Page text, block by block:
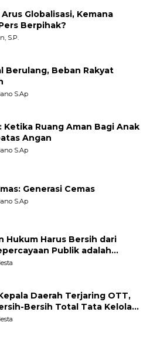
Globalisasi, Kemana
Berpihak?
S.P.
Berulang, Beban Rakyat
S.Ap
Ketika Ruang Aman Bagi Anak
Angan
S.Ap
Generasi Cemas
S.Ap
Hukum Harus Bersih dari
Publik adalah
Daerah Terjaring OTT,
Bersih Total Tata Kelola